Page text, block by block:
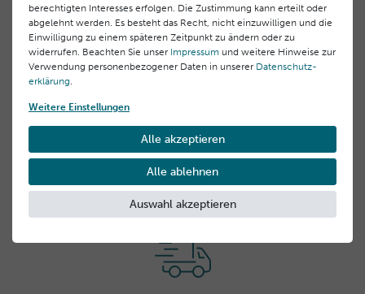
des Châtaigniers 00,
info@thalgo.com
+33 (0) 494197373
Hersteller
Laboratoires BLC Thalgo Cosmetic S.A.
Domaine des Châtaigniers 00, 83520 Roquebrune sur
Argens, Frankreich
direkt & sicher einkaufen
Gratisprobenbei jeder Bestellung
berechtigten Interesses erfolgen. Die Zustimmung kann erteilt oder
abgelehnt werden. Es besteht das Recht, nicht einzuwilligen und die
Einwilligung zu einem späteren Zeitpunkt zu ändern oder zu
widerrufen. Beachten Sie unser Impressum und weitere Hinweise zur
Verwendung personenbezogener Daten in unserer Daten­schutz­
erklärung.
Weitere Einstellungen
Alle akzeptieren
Alle ablehnen
Auswahl akzeptieren